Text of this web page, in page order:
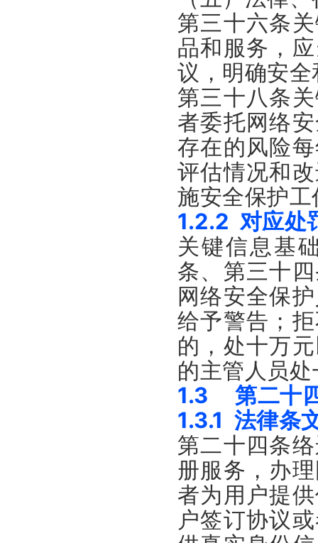
第三十六条
品和服务，
议，明确安
第三十八条
者委托网络
存在的风险
评估情况和
施安全保护
1.2.2 对应处
关键信息基
条、第三十
网络安全保
给予警告；
的，处十万
的主管人员
1.3 第二十
1.3.1 法律条
第二十四条
册服务，办
者为用户提
户签订协议